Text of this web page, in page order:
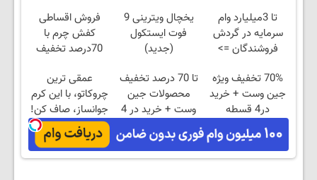
تا 3میلیارد وام
سرمایه در گردش
فروشندگان =>
کن
یخچال ویترینی 9
فوت ایستکول
(جدید)
فروش اقساطی
کفش چرم با
70درصد تخفیف
70% تخفیف ویژه
جین وست + خرید
در4 قسطه
تا 70 درصد تخفیف
محصولات جین
وست + خرید در 4
عمقی ترین
چروکاتو، با این کرم
جوانساز، صاف کن!
(50% تخفیف
سفارش فوری)